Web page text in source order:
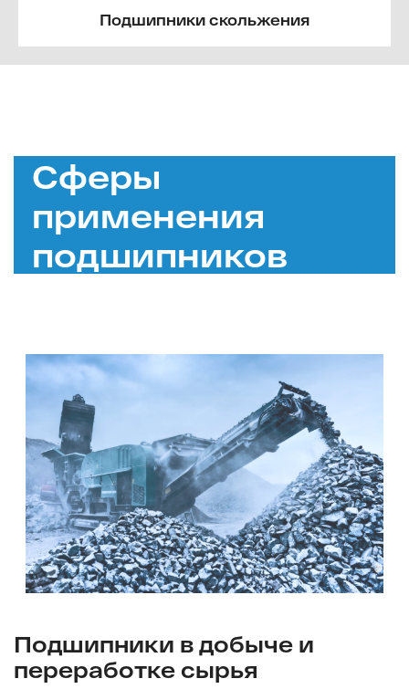
Подшипники скольжения
Сферы
применения
подшипников
Подшипники в добыче и
переработке сырья